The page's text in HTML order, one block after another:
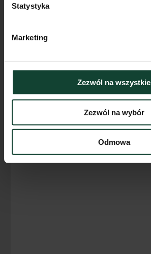
Statystyka
Marketing
Zezwól na wszystkie
Zezwól na wybór
Odmowa
Pokoje
Przejdź do karty mieszkania